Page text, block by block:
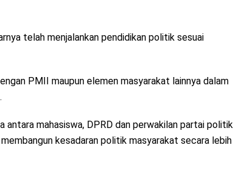
telah menjalankan pendidikan politik sesuai
PMII maupun elemen masyarakat lainnya dalam
antara mahasiswa, DPRD dan perwakilan partai politik
kesadaran politik masyarakat secara lebih